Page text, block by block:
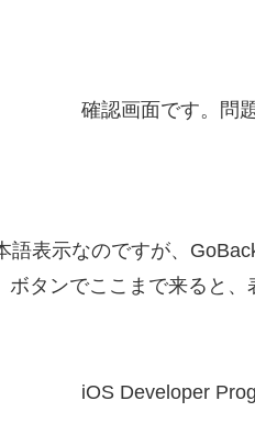
確認画面です。問
語表示なのですが、
タンでここまで来ると、
iOS Developer